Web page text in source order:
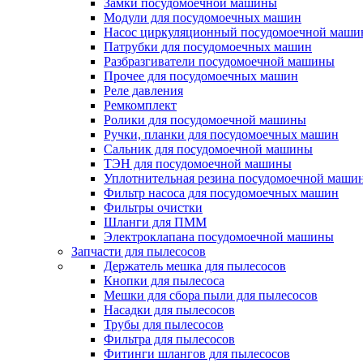
Замки посудомоечной машины
Модули для посудомоечных машин
Насос циркуляционный посудомоечной
Патрубки для посудомоечных машин
Разбразгиватели посудомоечной машины
Прочее для посудомоечных машин
Реле давления
Ремкомплект
Ролики для посудомоечной машины
Ручки, планки для посудомоечных машин
Сальник для посудомоечной машины
ТЭН для посудомоечной машины
Уплотнительная резина посудомоечной
Фильтр насоса для посудомоечных машин
Фильтры очистки
Шланги для ПММ
Электроклапана посудомоечной машины
Запчасти для пылесосов
Держатель мешка для пылесосов
Кнопки для пылесоса
Мешки для сбора пыли для пылесосов
Насадки для пылесосов
Трубы для пылесосов
Фильтра для пылесосов
Фитинги шлангов для пылесосов